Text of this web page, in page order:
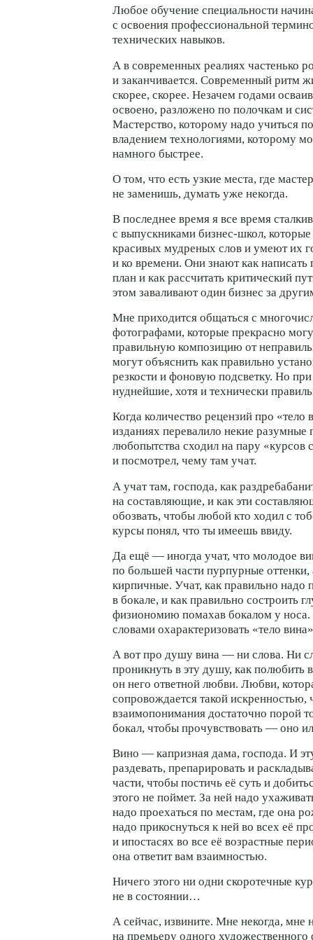
Любое обучение специальности
с освоения профессиональной
технических навыков.
А в современных реалиях частенько
и заканчивается. Современный ритм
скорее, скорее. Незачем годами
освоено, разложено по полочкам и
Мастерство, которому надо учиться
владением технологиями, которому
намного быстрее.
О том, что есть узкие места, где
не заменишь, думать уже некогда.
В последнее время я все время
с выпускниками бизнес-школ,
красивых мудреных слов и умеют их
и ко времени. Они знают как написать
план и как рассчитать критический
этом заваливают один бизнес за
Мне приходится общаться с
фотографами, которые прекрасно
правильную композицию от
могут объяснить как правильно
резкости и фоновую подсветку. Но
нуднейшие, хотя и технически
Когда количество рецензий про «тело
изданиях перевалило некие разумные
любопытства сходил на пару «курсов
и посмотрел, чему там учат.
А учат там, господа, как
на составляющие, и как эти
обозвать, чтобы любой кто ходил с
курсы понял, что ты имеешь ввиду.
Да ещё — иногда учат, что молодое
по большей части пурпурные
кирпичные. Учат, как правильно надо
в бокале, и как правильно состроить
физиономию помахав бокалом у носа.
словами охарактеризовать «тело
А вот про душу вина — ни слова. Ни
проникнуть в эту душу, как полюбить
он него ответной любви. Любви,
сопровождается такой искренностью,
взаимопонимания достаточно порой
бокал, чтобы прочувствовать — оно
Вино — капризная дама, господа. И
раздевать, препарировать и
части, чтобы постичь её суть и
этого не поймет. За ней надо
надо проехаться по местам, где она
надо прикоснуться к ней во всех её
и ипостасях во все её возрастные
она ответит вам взаимностью.
Ничего этого ни одни скоротечные
не в состоянии…
А сейчас, извините. Мне некогда, мне
на премьеру одного